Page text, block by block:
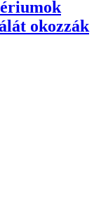
okozzák